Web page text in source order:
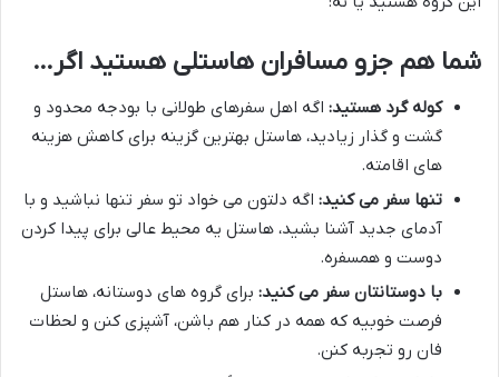
شما هم جزو مسافران هاستلی هستید اگر…
کوله گرد هستید: اگه اهل سفرهای طولانی با بودجه محدود و
گشت و گذار زیادید، هاستل بهترین گزینه برای کاهش هزینه
های اقامته.
تنها سفر می کنید: اگه دلتون می خواد تو سفر تنها نباشید و با
آدمای جدید آشنا بشید، هاستل یه محیط عالی برای پیدا کردن
دوست و همسفره.
با دوستانتان سفر می کنید: برای گروه های دوستانه، هاستل
فرصت خوبیه که همه در کنار هم باشن، آشپزی کنن و لحظات
فان رو تجربه کنن.